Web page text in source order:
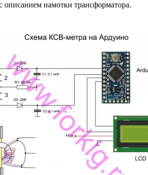
намотки трансформатора.